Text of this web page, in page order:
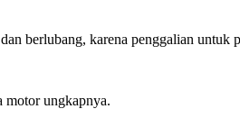
berlubang, karena penggalian untuk
motor ungkapnya.